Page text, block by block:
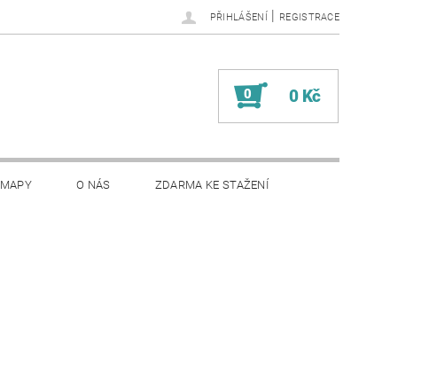
PŘIHLÁŠENÍ | REGISTRACE
0 0 Kč
MAPY O NÁS ZDARMA KE STAŽENÍ